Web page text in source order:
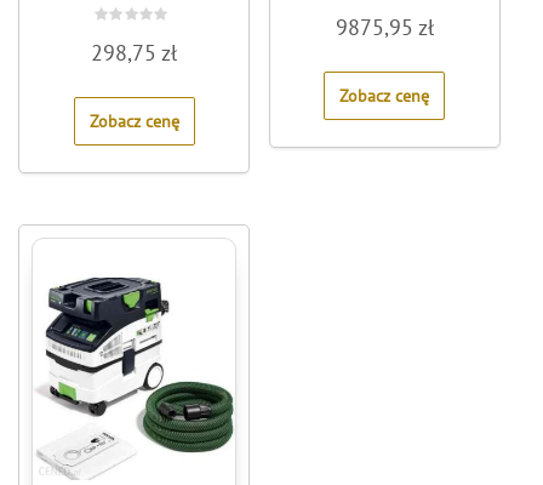
0
5
298,75zł
Zobacz cenę
0
5
9875,95 zł
Zobacz cenę